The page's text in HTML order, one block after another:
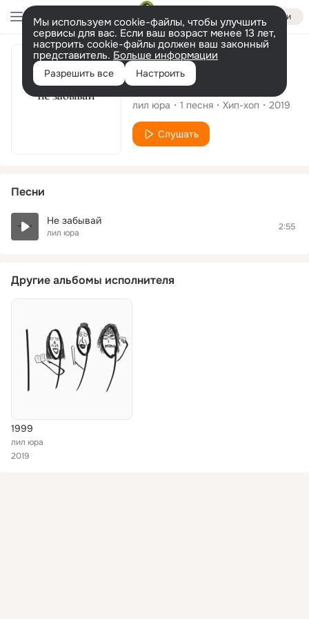
Войти
Мы используем cookie-файлы, чтобы улучшить
сервисы для вас. Если ваш возраст менее 13 лет,
настроить cookie-файлы должен ваш законный
представитель. Больше информации
Разрешить все Настроить
Сингл
Не забывай
лил юра 1 песня Хип-хоп 2019
Слушать
Песни
Не забывай
лил юра
2:55
Другие альбомы исполнителя
1999
лил юра
2019